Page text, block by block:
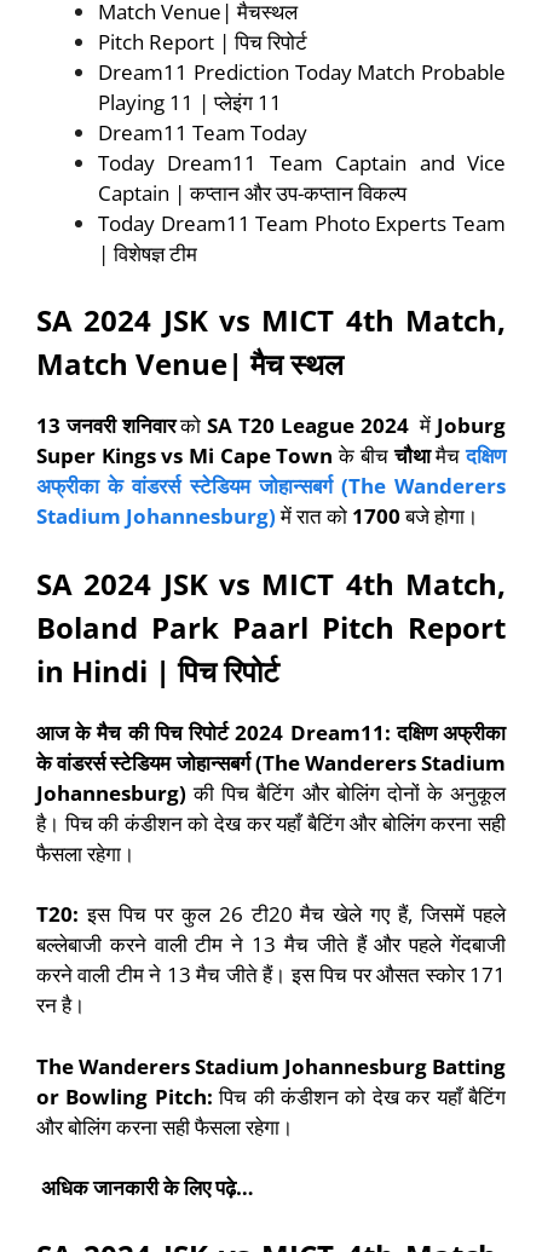
Match Venue| मैचस्थल
Pitch Report | पिच रिपोर्ट
Dream11 Prediction Today Match Probable
Playing 11 | प्लेइंग 11
Dream11 Team Today
Today Dream11 Team Captain and Vice
Captain | कप्तान और उप-कप्तान विकल्प
Today Dream11 Team Photo Experts Team
| विशेषज्ञ टीम
SA 2024 JSK vs MICT 4th Match,
Match Venue|मैचस्थल
13जनवरी शनिवारकोSA T20 League 2024 में Joburg
Super Kings vs Mi Cape Townके बीचचौथामैचदक्षिण
अफ्रीका के वांडरर्स स्टेडियम जोहान्सबर्ग (The Wanderers
Stadium Johannesburg)में रात को 1700बजे होगा।
SA 2024 JSK vs MICT 4th Match,
Boland Park Paarl Pitch Report
in Hindi |पिच रिपोर्ट
आज के मैच की पिच रिपोर्ट2024 Dream11:दक्षिण अफ्रीका
केवांडरर्स स्टेडियम जोहान्सबर्ग (The Wanderers Stadium
Johannesburg) की पिच बैटिंग और बोलिंग दोनों के अनुकूल
है। पिच की कंडीशन को देख कर यहाँ बैटिंग और बोलिंग करना सही
फैसला रहेगा।
T20: इस पिच पर कुल 26 टी20 मैच खेले गए हैं, जिसमें पहले
बल्लेबाजी करने वाली टीम ने 13 मैच जीते हैं और पहले गेंदबाजी
करने वाली टीम ने 13 मैच जीते हैं। इस पिच पर औसत स्कोर 171
रन है।
The Wanderers Stadium Johannesburg Batting
or Bowling Pitch: पिच की कंडीशन को देख कर यहाँ बैटिंग
और बोलिंग करना सही फैसला रहेगा।
अधिक जानकारी के लिए पढ़े…